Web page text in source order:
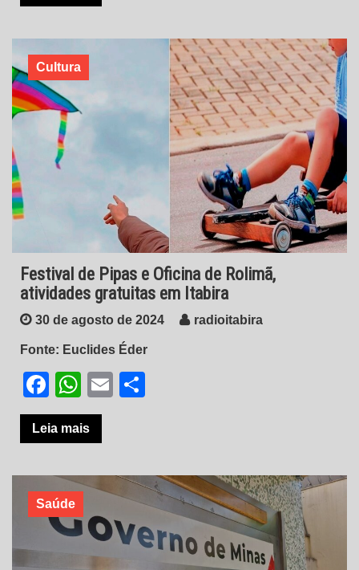
Cultura
Festival de Pipas e Oficina de Rolimã,
atividades gratuitas em Itabira
30 de agosto de 2024 radioitabira
Fonte: Euclides Éder
Facebook
WhatsApp
Email
Leia mais
Saúde